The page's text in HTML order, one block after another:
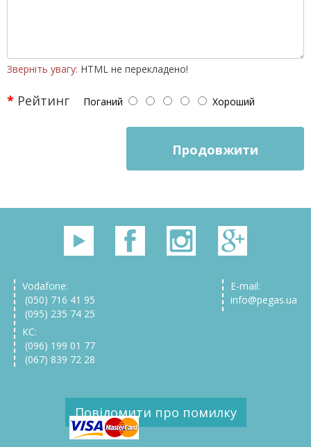
Зверніть увагу: HTML не перекладено!
Рейтинг Поганий Хороший
Продовжити
Vodafone:
(050) 716 41 95
(095) 235 74 25
КС:
(096) 199 01 77
(067) 839 72 28
E-mail:
info@pegas.ua
Повідомити про помилку